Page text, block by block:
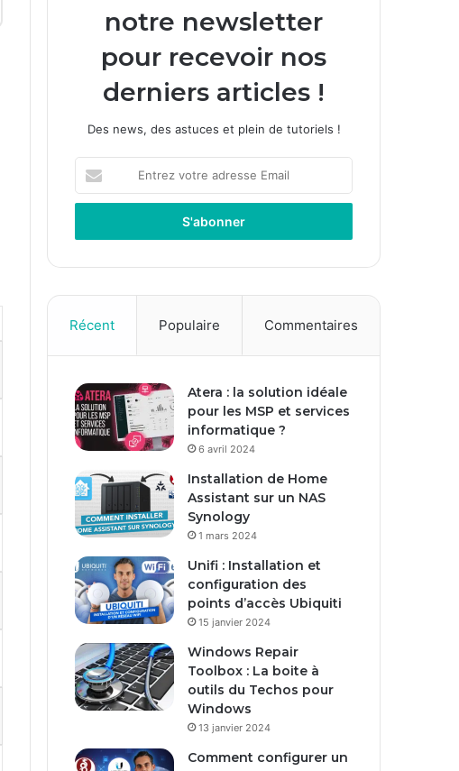
notre newsletter
pour recevoir nos
derniers articles !
Des news, des astuces et plein de tutoriels !
t
e
o
t
e
d
r
e
s
e
m
i
l
Récent Populaire Commentaires
Atera : la solution idéale
pour les MSP et services
informatique ?
6 avril 2024
Installation de Home
Assistant sur un NAS
Synology
1 mars 2024
Unifi : Installation et
configuration des
points d’accès Ubiquiti
15 janvier 2024
Windows Repair
Toolbox : La boite à
outils du Techos pour
Windows
13 janvier 2024
Comment configurer un